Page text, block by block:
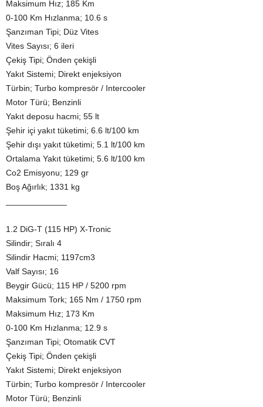
Maksimum Hız; 185 Km
0-100 Km Hızlanma; 10.6 s
Şanzıman Tipi; Düz Vites
Vites Sayısı; 6 ileri
Çekiş Tipi; Önden çekişli
Yakıt Sistemi; Direkt enjeksiyon
Türbin; Turbo kompresör / Intercooler
Motor Türü; Benzinli
Yakıt deposu hacmi; 55 lt
Şehir içi yakıt tüketimi; 6.6 lt/100 km
Şehir dışı yakıt tüketimi; 5.1 lt/100 km
Ortalama Yakıt tüketimi; 5.6 lt/100 km
Co2 Emisyonu; 129 gr
Boş Ağırlık; 1331 kg
1.2 DiG-T (115 HP) X-Tronic
Silindir; Sıralı 4
Silindir Hacmi; 1197cm3
Valf Sayısı; 16
Beygir Gücü; 115 HP / 5200 rpm
Maksimum Tork; 165 Nm / 1750 rpm
Maksimum Hız; 173 Km
0-100 Km Hızlanma; 12.9 s
Şanzıman Tipi; Otomatik CVT
Çekiş Tipi; Önden çekişli
Yakıt Sistemi; Direkt enjeksiyon
Türbin; Turbo kompresör / Intercooler
Motor Türü; Benzinli